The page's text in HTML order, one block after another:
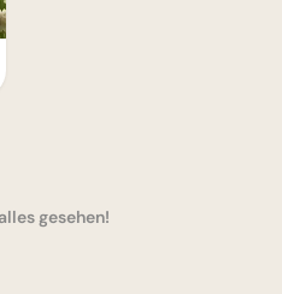
gesehen!